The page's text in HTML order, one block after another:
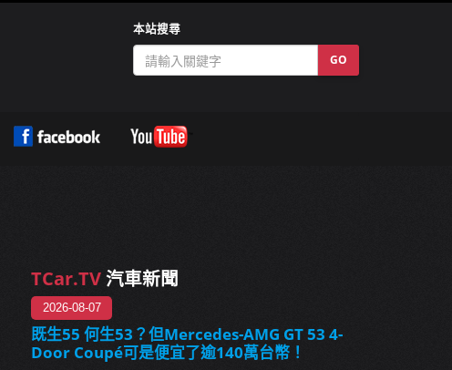
本站搜尋
GO
TCar.TV汽車新聞
2026-08-07
既生55 何生53？但Mercedes-AMG GT 53 4-
Door Coupé可是便宜了逾140萬台幣！